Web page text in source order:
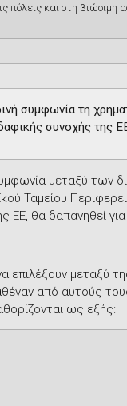
πόλεις και στη βιώσιμη
συμφωνία τη
συνοχής της
μεταξύ των
Ταμείου
ΕΕ, θα δαπανηθεί
επιλέξουν μεταξύ
από αυτούς
ως εξής: